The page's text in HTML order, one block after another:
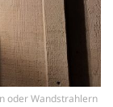
oder Wandstrahlern